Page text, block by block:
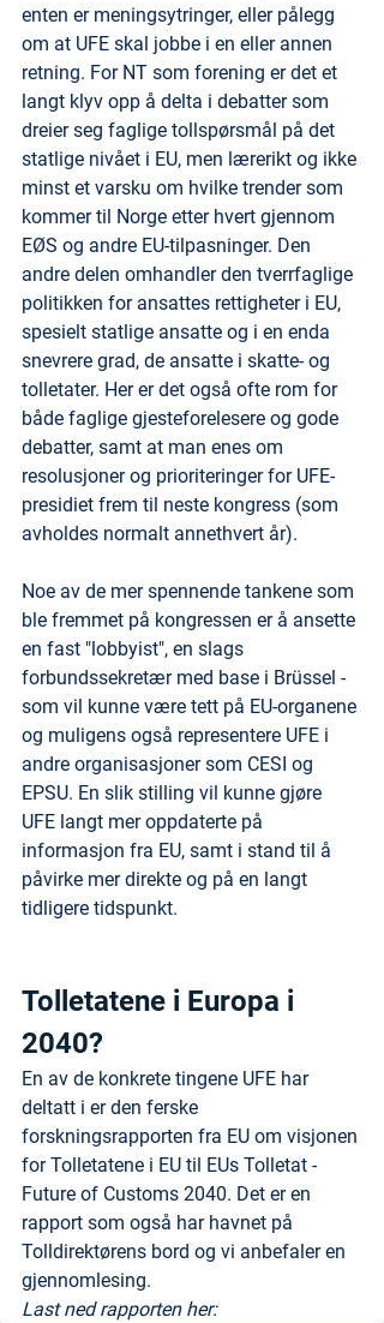
enten er meningsytringer, eller pålegg
om at UFE skal jobbe i en eller annen
retning. For NT som forening er det et
langt klyv opp å delta i debatter som
dreier seg faglige tollspørsmål på det
statlige nivået i EU, men lærerikt og ikke
minst et varsku om hvilke trender som
kommer til Norge etter hvert gjennom
EØS og andre EU-tilpasninger. Den
andre delen omhandler den tverrfaglige
politikken for ansattes rettigheter i EU,
spesielt statlige ansatte og i en enda
snevrere grad, de ansatte i skatte- og
tolletater. Her er det også ofte rom for
både faglige gjesteforelesere og gode
debatter, samt at man enes om
resolusjoner og prioriteringer for UFE-
presidiet frem til neste kongress (som
avholdes normalt annethvert år).
Noe av de mer spennende tankene som
ble fremmet på kongressen er å ansette
en fast "lobbyist", en slags
forbundssekretær med base i Brüssel -
som vil kunne være tett på EU-organene
og muligens også representere UFE i
andre organisasjoner som CESI og
EPSU. En slik stilling vil kunne gjøre
UFE langt mer oppdaterte på
informasjon fra EU, samt i stand til å
påvirke mer direkte og på en langt
tidligere tidspunkt.
Tolletatene i Europa i
2040?
En av de konkrete tingene UFE har
deltatt i er den ferske
forskningsrapporten fra EU om visjonen
for Tolletatene i EU til EUs Tolletat -
Future of Customs 2040. Det er en
rapport som også har havnet på
Tolldirektørens bord og vi anbefaler en
gjennomlesing.
Last ned rapporten her: